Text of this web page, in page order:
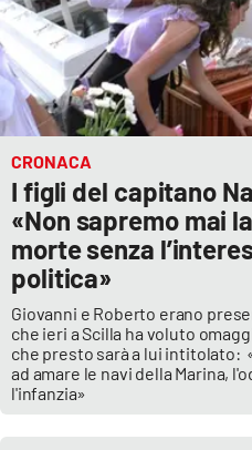
CRONACA
I figli del capitano
«Non sapremo mai
morte senza
politica»
Giovanni e Roberto erano
che ieri a Scilla ha voluto
che presto sarà a lui intitolato:
ad amare le navi della Marina,
l'infanzia»